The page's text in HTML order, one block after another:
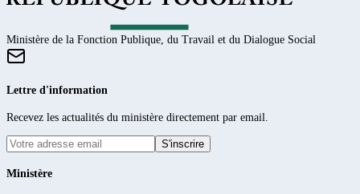
Ministère de la Fonction Publique, du Travail et du Dialogue Social
Lettre d'information
Recevez les actualités du ministère directement par email.
S'inscrire
Ministère